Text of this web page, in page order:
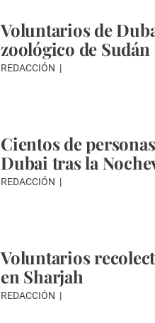
Voluntarios de
zoológico de Sudán
REDACCIÓN
Cientos de
Dubai tras la
REDACCIÓN
Voluntarios
en Sharjah
REDACCIÓN